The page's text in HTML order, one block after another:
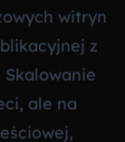
witryn
z
ale na